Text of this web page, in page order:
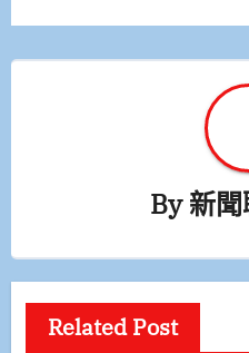
By新
Related Post